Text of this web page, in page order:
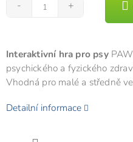
Interaktivní hra pro psy
psychického a fyzického
Vhodná pro malé a středně
Detailní informace